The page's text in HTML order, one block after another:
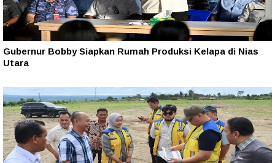
Gubernur Bobby Siapkan Rumah Produksi Kelapa di Nias
Utara